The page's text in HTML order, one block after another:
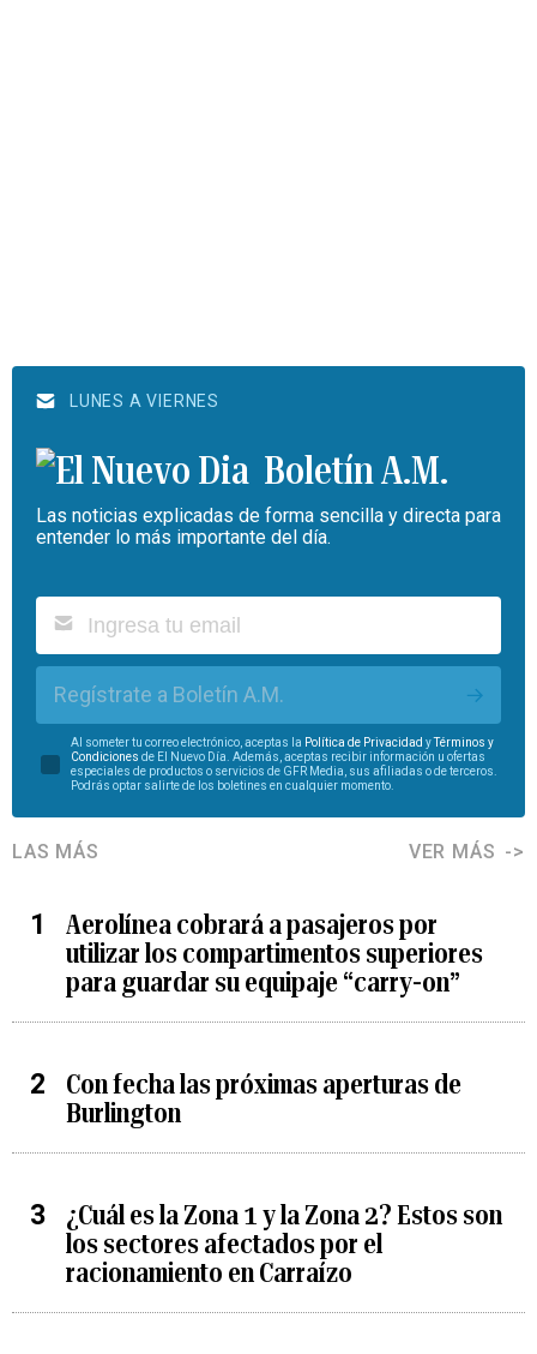
LUNES A VIERNES
Boletín A.M.
Las noticias explicadas de forma sencilla y directa para
entender lo más importante del día.
Regístrate a Boletín A.M.
Al someter tu correo electrónico, aceptas la Política de Privacidad yTérminos y
Condiciones de El Nuevo Día. Además, aceptas recibir información u ofertas
especiales de productos o servicios de GFR Media, sus afiliadas o de terceros.
Podrás optar salirte de los boletines en cualquier momento.
LAS MÁS VER MÁS
Aerolínea cobrará a pasajeros por
utilizar los compartimentos superiores
para guardar su equipaje “carry-on”
Con fecha las próximas aperturas de
Burlington
¿Cuál es la Zona 1 y la Zona 2? Estos son
los sectores afectados por el
racionamiento en Carraízo